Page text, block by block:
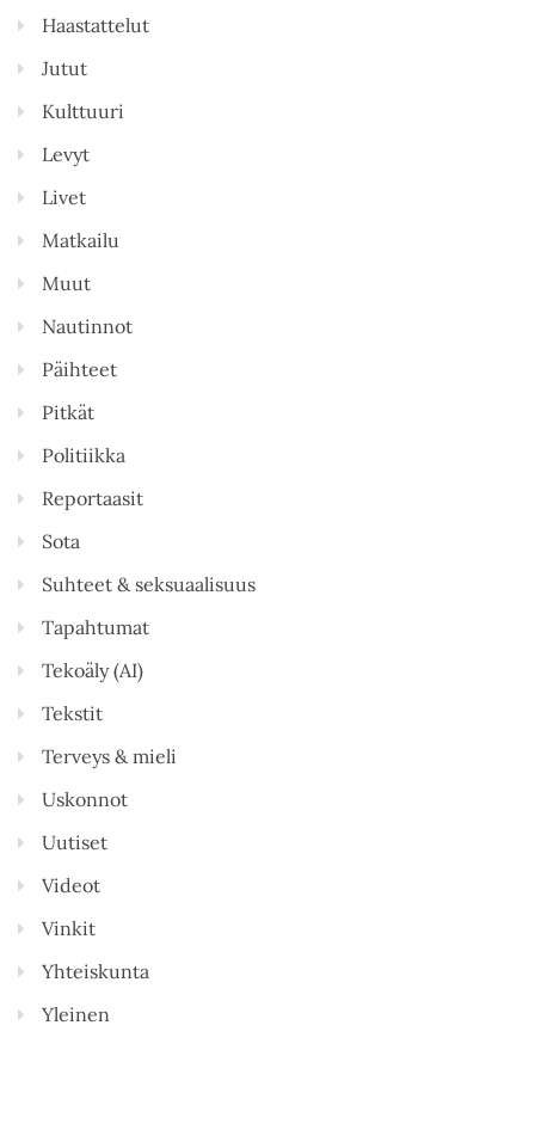
Haastattelut
Jutut
Kulttuuri
Levyt
Livet
Matkailu
Muut
Nautinnot
Päihteet
Pitkät
Politiikka
Reportaasit
Sota
Suhteet & seksuaalisuus
Tapahtumat
Tekoäly (AI)
Tekstit
Terveys & mieli
Uskonnot
Uutiset
Videot
Vinkit
Yhteiskunta
Yleinen